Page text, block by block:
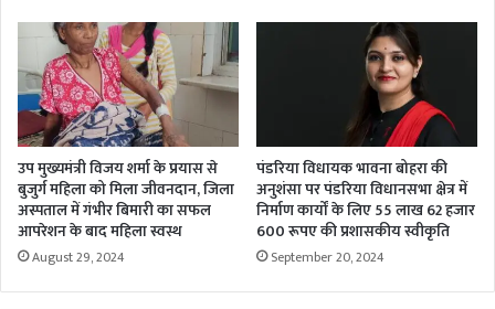
उप मुख्यमंत्री विजय शर्मा के प्रयास से
बुजुर्ग महिला को मिला जीवनदान, जिला
अस्पताल में गंभीर बिमारी का सफल
आपरेशन के बाद महिला स्वस्थ
August 29, 2024
पंडरिया विधायक भावना बोहरा की
अनुशंसा पर पंडरिया विधानसभा क्षेत्र में
निर्माण कार्यों के लिए 55 लाख 62 हजार
600 रूपए की प्रशासकीय स्वीकृति
September 20, 2024